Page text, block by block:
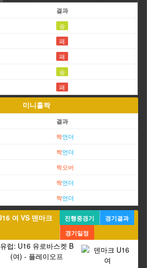
결과
승
패
패
승
패
미니홀짝
결과
짝언더
짝언더
짝오버
짝언더
짝언더
여 VS 덴마크
진행중경기
경기결과
경기일정
유럽: U16 유로바스켓 B
(여) - 플레이오프